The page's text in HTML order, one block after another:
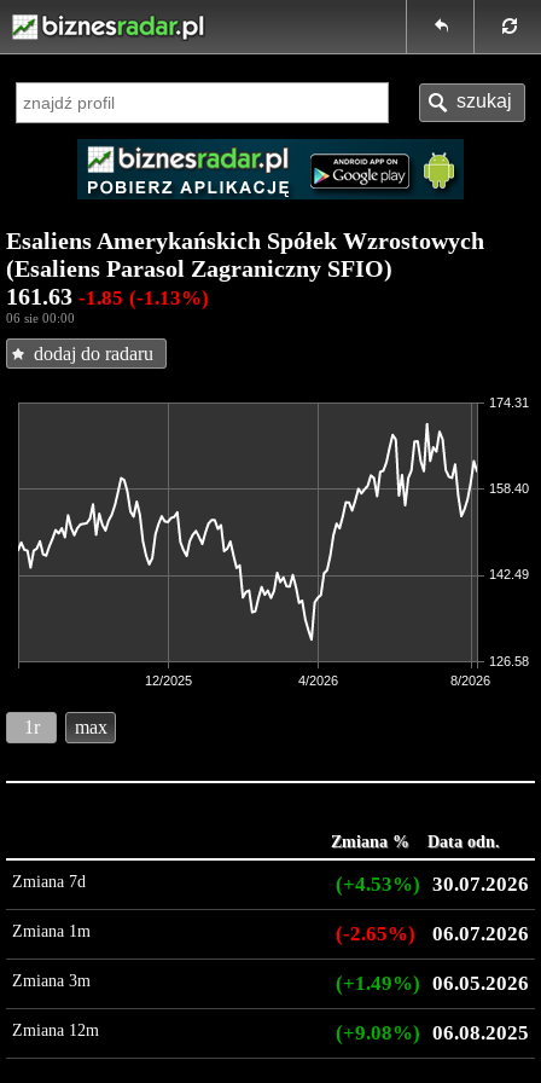
Esaliens Amerykańskich Spółek Wzrostowych
(Esaliens Parasol Zagraniczny SFIO)
161.63 -1.85 (-1.13%)
06 sie 00:00
dodaj do radaru
12/2025 4/2026 8/2026
126.58
142.49
158.40
174.31
1r max
Zmiana % Data odn.
Zmiana 7d (+4.53%) 30.07.2026
Zmiana 1m (-2.65%) 06.07.2026
Zmiana 3m (+1.49%) 06.05.2026
Zmiana 12m (+9.08%) 06.08.2025